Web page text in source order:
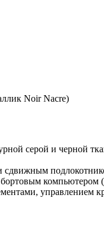
Noir Nacre)
серой и черной
сдвижным
компьютером
управлением